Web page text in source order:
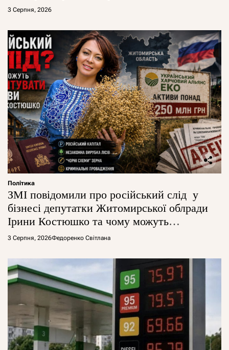
3 Серпня, 2026
Політика
ЗМІ повідомили про російський слід у
бізнесі депутатки Житомирської облради
Ірини Костюшко та чому можуть
арештувати її активи
3 Серпня, 2026Федоренко Світлана